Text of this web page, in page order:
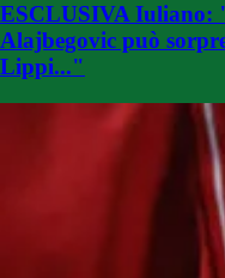
ESCLUSIVA Iuliano:
Alajbegovic può
Lippi..."